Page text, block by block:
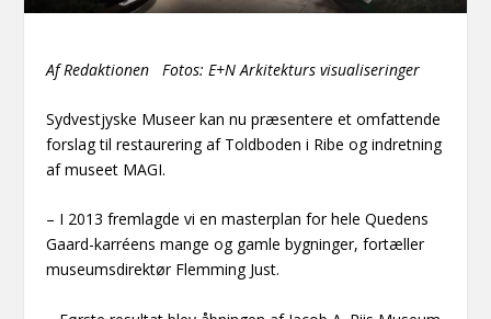
Af Redaktionen Fotos: E+N Arkitekturs visualiseringer
Sydvestjyske Museer kan nu præsentere et omfattende
forslag til restaurering af Toldboden i Ribe og indretning
af museet MAGI.
– I 2013 fremlagde vi en masterplan for hele Quedens
Gaard-karréens mange og gamle bygninger, fortæller
museumsdirektør Flemming Just.